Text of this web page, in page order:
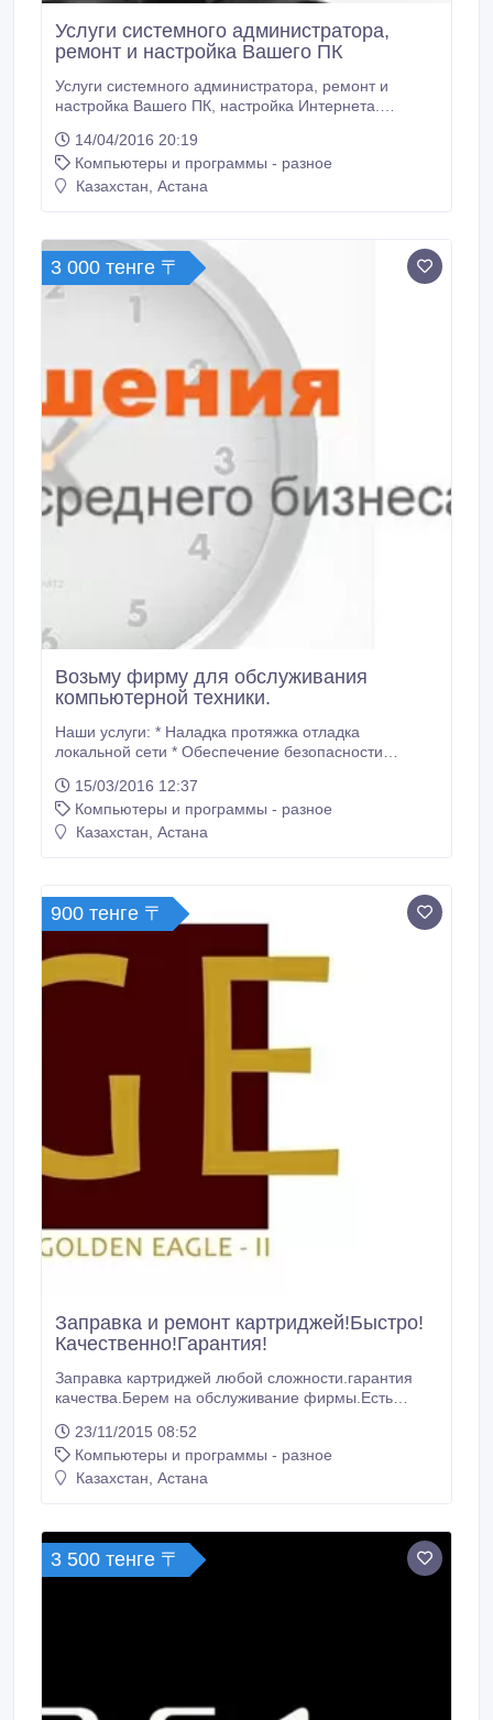
Услуги системного администратора,
ремонт и настройка Вашего ПК
Услуги системного администратора, ремонт и
настройка Вашего ПК, настройка Интернета.
сети Wi-Fi, переустановка, восстановление Windows
XP, 7, 8. Также производим чистку системы,
оптимизацию системы Windows. Настройка JAVA!
14/04/2016 20:19
Компьютеры и программы - разное
Казахстан, Астана
3 000 тенге 〒
Возьму фирму для обслуживания
компьютерной техники.
Наши услуги: * Наладка протяжка отладка
локальной сети * Обеспечение безопасности
настройка офисного оборудования * Удаленное
администрирование, * Поможем с закупкой
офисного оборудования * Настройка серверов,
15/03/2016 12:37
Компьютеры и программы - разное
Казахстан, Астана
900 тенге 〒
Заправка и ремонт картриджей!Быстро!
Качественно!Гарантия!
Заправка картриджей любой сложности.гарантия
качества.Берем на обслуживание фирмы.Есть
адрес: г.Астана ул.Иманова 19 БЦ "Деловой Дом
"Алма-Ата", 9 этаж, 909 Е Тел.:+7 (7172) 78 73 76
Моб.: +7 778 843 08 04.
23/11/2015 08:52
Компьютеры и программы - разное
Казахстан, Астана
3 500 тенге 〒